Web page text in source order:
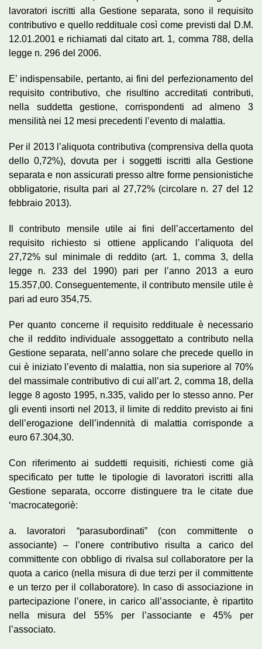
lavoratori iscritti alla Gestione separata, sono il requisito
contributivo e quello reddituale così come previsti dal D.M.
12.01.2001 e richiamati dal citato art. 1, comma 788, della
legge n. 296 del 2006.
E’ indispensabile, pertanto, ai fini del perfezionamento del
requisito contributivo, che risultino accreditati contributi,
nella suddetta gestione, corrispondenti ad almeno 3
mensilità nei 12 mesi precedenti l’evento di malattia.
Per il 2013 l’aliquota contributiva (comprensiva della quota
dello 0,72%), dovuta per i soggetti iscritti alla Gestione
separata e non assicurati presso altre forme pensionistiche
obbligatorie, risulta pari al 27,72% (circolare n. 27 del 12
febbraio 2013).
Il contributo mensile utile ai fini dell’accertamento del
requisito richiesto si ottiene applicando l’aliquota del
27,72% sul minimale di reddito (art. 1, comma 3, della
legge n. 233 del 1990) pari per l’anno 2013 a euro
15.357,00. Conseguentemente, il contributo mensile utile è
pari ad euro 354,75.
Per quanto concerne il requisito reddituale è necessario
che il reddito individuale assoggettato a contributo nella
Gestione separata, nell’anno solare che precede quello in
cui è iniziato l’evento di malattia, non sia superiore al 70%
del massimale contributivo di cui all’art. 2, comma 18, della
legge 8 agosto 1995, n.335, valido per lo stesso anno. Per
gli eventi insorti nel 2013, il limite di reddito previsto ai fini
dell’erogazione dell’indennità di malattia corrisponde a
euro 67.304,30.
Con riferimento ai suddetti requisiti, richiesti come già
specificato per tutte le tipologie di lavoratori iscritti alla
Gestione separata, occorre distinguere tra le citate due
‘macrocategoriè:
a. lavoratori “parasubordinati” (con committente o
associante) – l’onere contributivo risulta a carico del
committente con obbligo di rivalsa sul collaboratore per la
quota a carico (nella misura di due terzi per il committente
e un terzo per il collaboratore). In caso di associazione in
partecipazione l’onere, in carico all’associante, è ripartito
nella misura del 55% per l’associante e 45% per
l’associato.